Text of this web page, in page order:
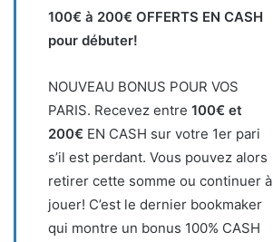
100€ à 200€ OFFERTS EN CASH
pour débuter!
NOUVEAU BONUS POUR VOS
PARIS. Recevez entre 100€ et
200€ EN CASH sur votre 1er pari
s’il est perdant. Vous pouvez alors
retirer cette somme ou continuer à
jouer! C’est le dernier bookmaker
qui montre un bonus 100% CASH